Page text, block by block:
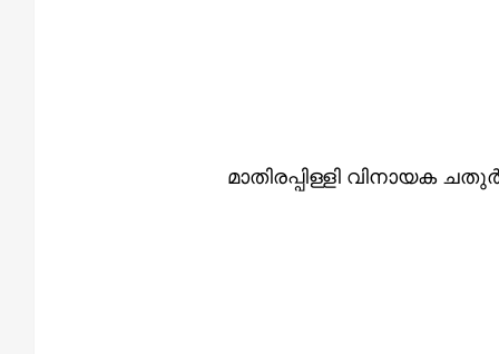
മാതിരപ്പിള്ളി വിനായക